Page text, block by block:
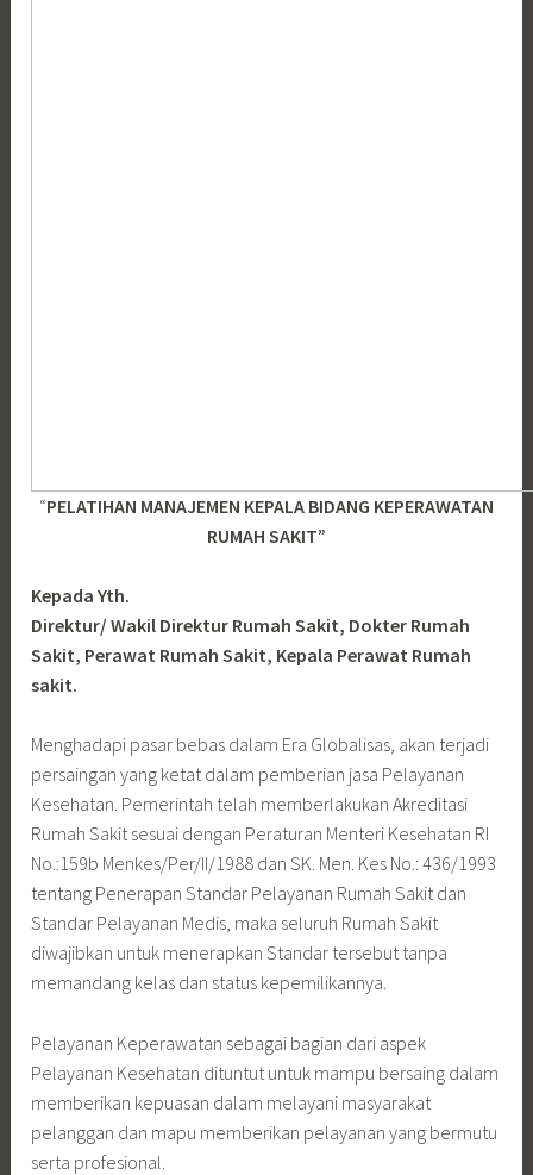
“PELATIHAN MANAJEMEN KEPALA BIDANG KEPERAWATAN
RUMAH SAKIT”
Kepada Yth.
Direktur/ Wakil Direktur Rumah Sakit, Dokter Rumah
Sakit, Perawat Rumah Sakit, Kepala Perawat Rumah
sakit.
Menghadapi pasar bebas dalam Era Globalisas, akan terjadi
persaingan yang ketat dalam pemberian jasa Pelayanan
Kesehatan. Pemerintah telah memberlakukan Akreditasi
Rumah Sakit sesuai dengan Peraturan Menteri Kesehatan RI
No.:159b Menkes/Per/II/1988 dan SK. Men. Kes No.: 436/1993
tentang Penerapan Standar Pelayanan Rumah Sakit dan
Standar Pelayanan Medis, maka seluruh Rumah Sakit
diwajibkan untuk menerapkan Standar tersebut tanpa
memandang kelas dan status kepemilikannya.
Pelayanan Keperawatan sebagai bagian dari aspek
Pelayanan Kesehatan dituntut untuk mampu bersaing dalam
memberikan kepuasan dalam melayani masyarakat
pelanggan dan mapu memberikan pelayanan yang bermutu
serta profesional.